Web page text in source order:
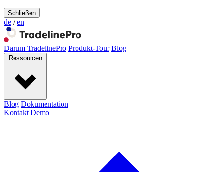
Schließen
de / en
Darum TradelinePro Produkt-Tour Blog
Ressourcen
Blog Dokumentation
Kontakt Demo